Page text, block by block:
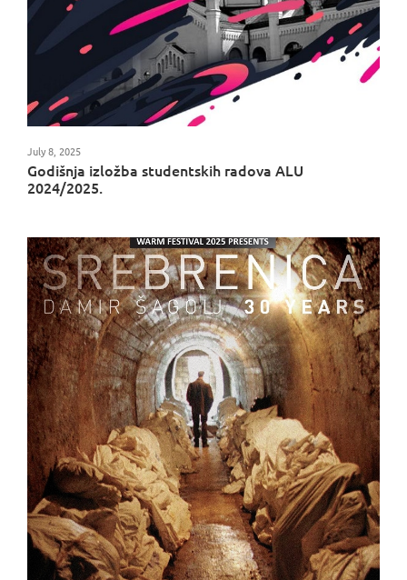
Godišnja izložba studentskih radova ALU
2024/2025.
July 8, 2025